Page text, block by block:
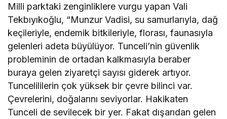
Milli parktaki zenginliklere vurgu yapan Vali
Tekbıyıkoğlu, “Munzur Vadisi, su samurlarıyla, dağ
keçileriyle, endemik bitkileriyle, florası, faunasıyla
gelenleri adeta büyülüyor. Tunceli’nin güvenlik
probleminin de ortadan kalkmasıyla beraber
buraya gelen ziyaretçi sayısı giderek artıyor.
Tuncelililerin çok yüksek bir çevre bilinci var.
Çevrelerini, doğalarını seviyorlar. Hakikaten
Tunceli de sevilecek bir yer. Fakat dışarıdan gelen